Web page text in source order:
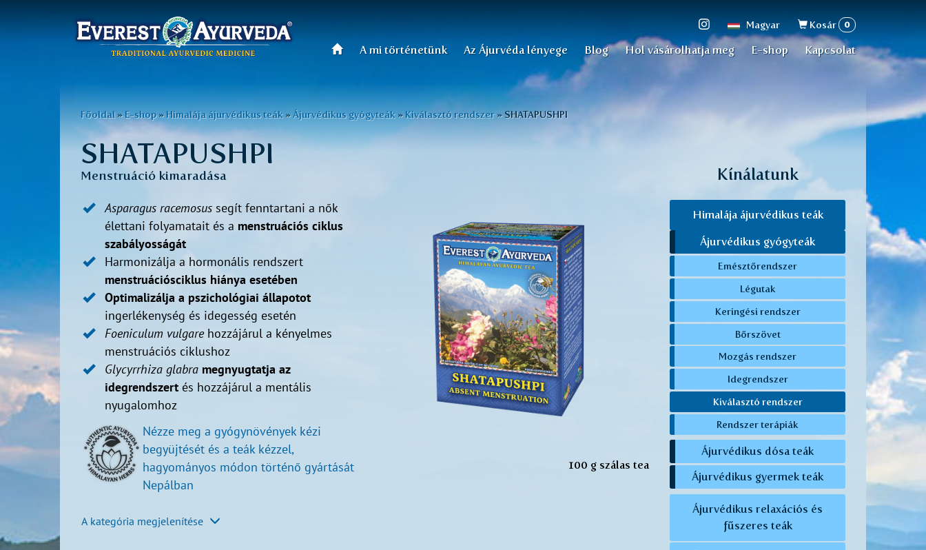
Magyar
Keresés
űrlap
Kosár 0
Főmenü
A mi történetünk Az Ájurvéda lényege Blog Hol vásárolhatja meg E-shop Kapcsolat
Jelenlegi
hely
Főoldal»E-shop » Himalája ájurvédikus teák » Ájurvédikus gyógyteák » Kiválasztó rendszer » SHATAPUSHPI
SHATAPUSHPI
Menstruáció kimaradása
100 g szálas tea
Asparagus racemosus segít fenntartani a nők
élettani folyamatait és a menstruációs ciklus
szabályosságát
Harmonizálja a hormonális rendszert
menstruációsciklus hiánya esetében
Optimalizálja a pszichológiai állapotot
ingerlékenység és idegesség esetén
Foeniculum vulgarehozzájárul a kényelmes
menstruációs ciklushoz
Glycyrrhiza glabra megnyugtatja az
idegrendszert és hozzájárul a mentális
nyugalomhoz
Nézze meg a gyógynövények kézi
begyüjtését és a teák kézzel,
hagyományos módon történő gyártását
Nepálban
A kategória megjelenítése
Kínálatunk
Himalája ájurvédikus teák
Ájurvédikus gyógyteák
Emésztőrendszer
Légutak
Keringési rendszer
Bőrszövet
Mozgás rendszer
Idegrendszer
Kiválasztó rendszer
Rendszer terápiák
Ájurvédikus dósa teák
Ájurvédikus gyermek teák
Ájurvédikus relaxációs és
fűszeres teák